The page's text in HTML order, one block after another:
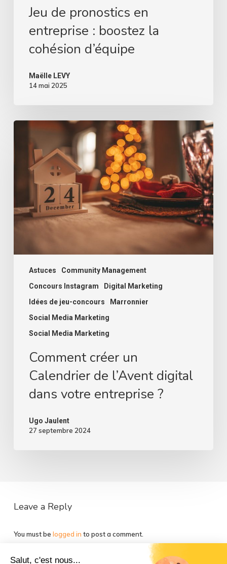
Salut, c'est nous...
Jeu de pronostics en
entreprise : boostez la
cohésion d’équipe
Maëlle LEVY
14 mai 2025
Astuces
Community Management
Concours Instagram
Digital Marketing
Idées de jeu-concours
Marronnier
Social Media Marketing
Social Media Marketing
Comment
Calendrier
l’Avent
dans
votre
Comment créer un
Calendrier de l’Avent digital
dans votre entreprise ?
Ugo Jaulent
27 septembre 2024
Leave a Reply
You must be logged in to post a comment.